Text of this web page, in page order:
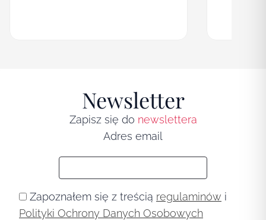
Newsletter
Zapisz się do newslettera
Adres email
Zapoznałem się z treścią regulaminów i
Polityki Ochrony Danych Osobowych